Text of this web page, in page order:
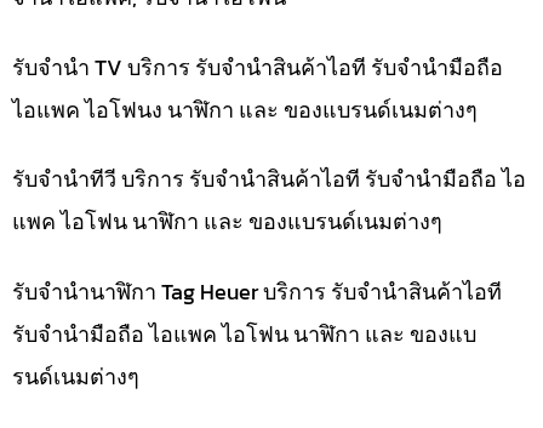
รับจำนำ TV บริการ รับจำนำสินค้าไอที รับจำนำมือถือ
ไอแพค ไอโฟนง นาฬิกา และ ของแบรนด์เนมต่างๆ
รับจำนำทีวี บริการ รับจำนำสินค้าไอที รับจำนำมือถือ ไอ
แพค ไอโฟน นาฬิกา และ ของแบรนด์เนมต่างๆ
รับจำนำนาฬิกา Tag Heuer บริการ รับจำนำสินค้าไอที
รับจำนำมือถือ ไอแพค ไอโฟน นาฬิกา และ ของแบ
รนด์เนมต่างๆ